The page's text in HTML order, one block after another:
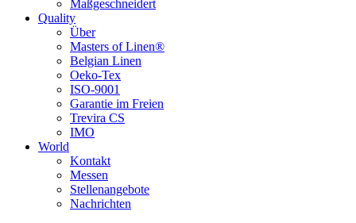
Maßgeschneidert
Quality
Über
Masters of Linen®
Belgian Linen
Oeko-Tex
ISO-9001
Garantie im Freien
Trevira CS
IMO
World
Kontakt
Messen
Stellenangebote
Nachrichten